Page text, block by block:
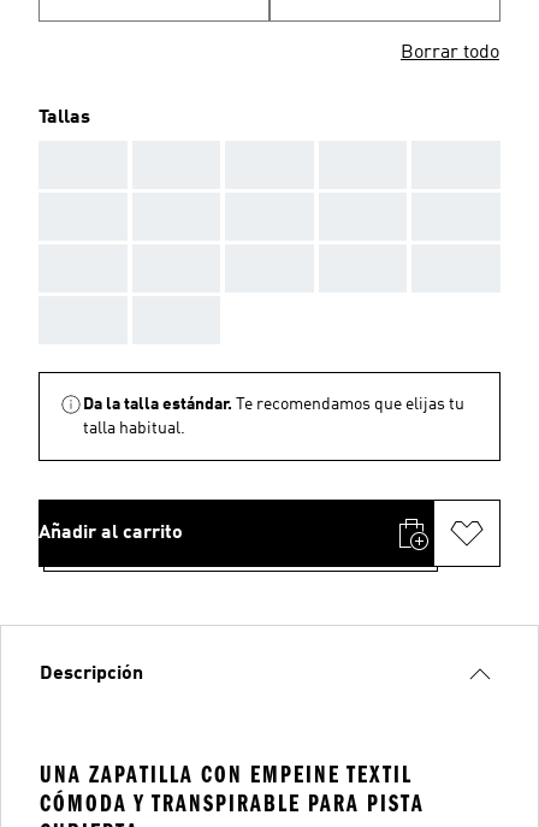
Borrar todo
Tallas
Da la talla estándar.
Te recomendamos que elijas tu
talla habitual.
Añadir al carrito
Descripción
UNA ZAPATILLA CON EMPEINE TEXTIL
CÓMODA Y TRANSPIRABLE PARA PISTA